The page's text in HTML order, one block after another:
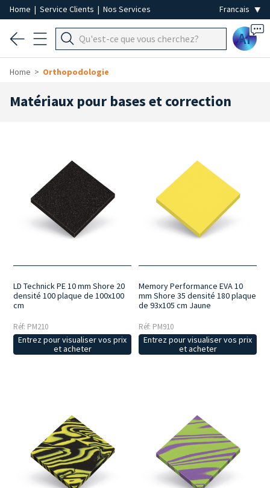
Home | Service Clients | Nos Services
Ai
Home Orthopodologie
Matériaux pour bases et correction
LD Technick PE 10 mm Shore 20
densité 100 plaque de 100x100
cm
Réf: PM210
Entrez pour visualiser vos prix
et acheter
Memory Performance EVA 10
mm Shore 35 densité 180 plaque
de 93x105 cm Jaune
Réf: PM910
Entrez pour visualiser vos prix
et acheter